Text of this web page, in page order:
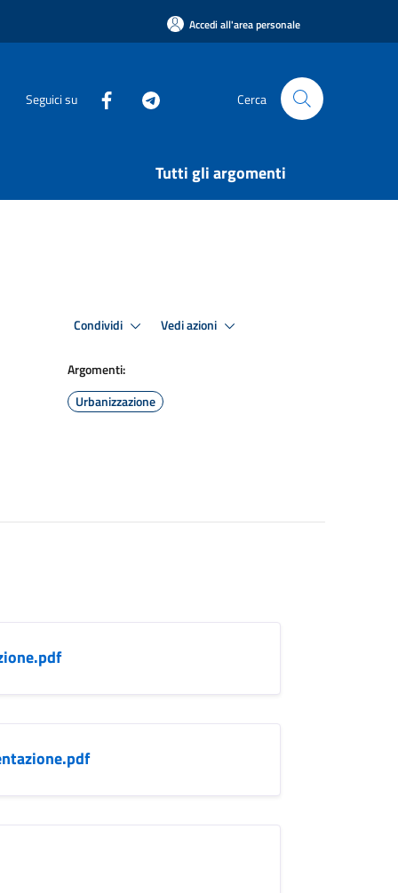
Accedi all'area personale
Seguici su Cerca
Tutti gli argomenti
Condividi Vedi azioni
Argomenti:
Urbanizzazione